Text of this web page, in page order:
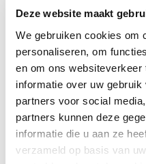
Deze website maakt
We gebruiken cookies om
personaliseren, om
en om ons
informatie over uw
partners voor social
partners kunnen deze
informatie die u aan ze
verzameld op basis van
ogen hadden…
De Opstand in 1572
Toen Alva de tiende
op groot verzet. Met de steun